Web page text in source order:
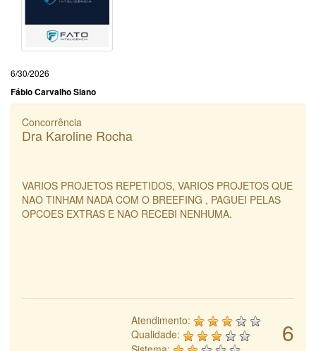
6/30/2026
Fábio Carvalho Siano
Concorrência
Dra Karoline Rocha
VARIOS PROJETOS REPETIDOS, VARIOS PROJETOS QUE
NAO TINHAM NADA COM O BREEFING , PAGUEI PELAS
OPCOES EXTRAS E NAO RECEBI NENHUMA.
6
Atendimento:
Qualidade: